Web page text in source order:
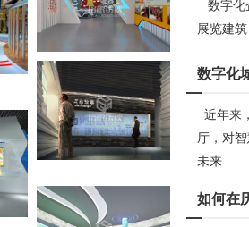
数字化
展览建
数字化
近年来
厅，对
未来
如何在